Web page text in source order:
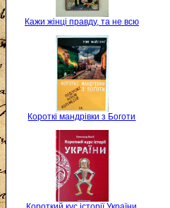
Кажи жінці правду, та не всю
Короткі мандрівки з Боготи